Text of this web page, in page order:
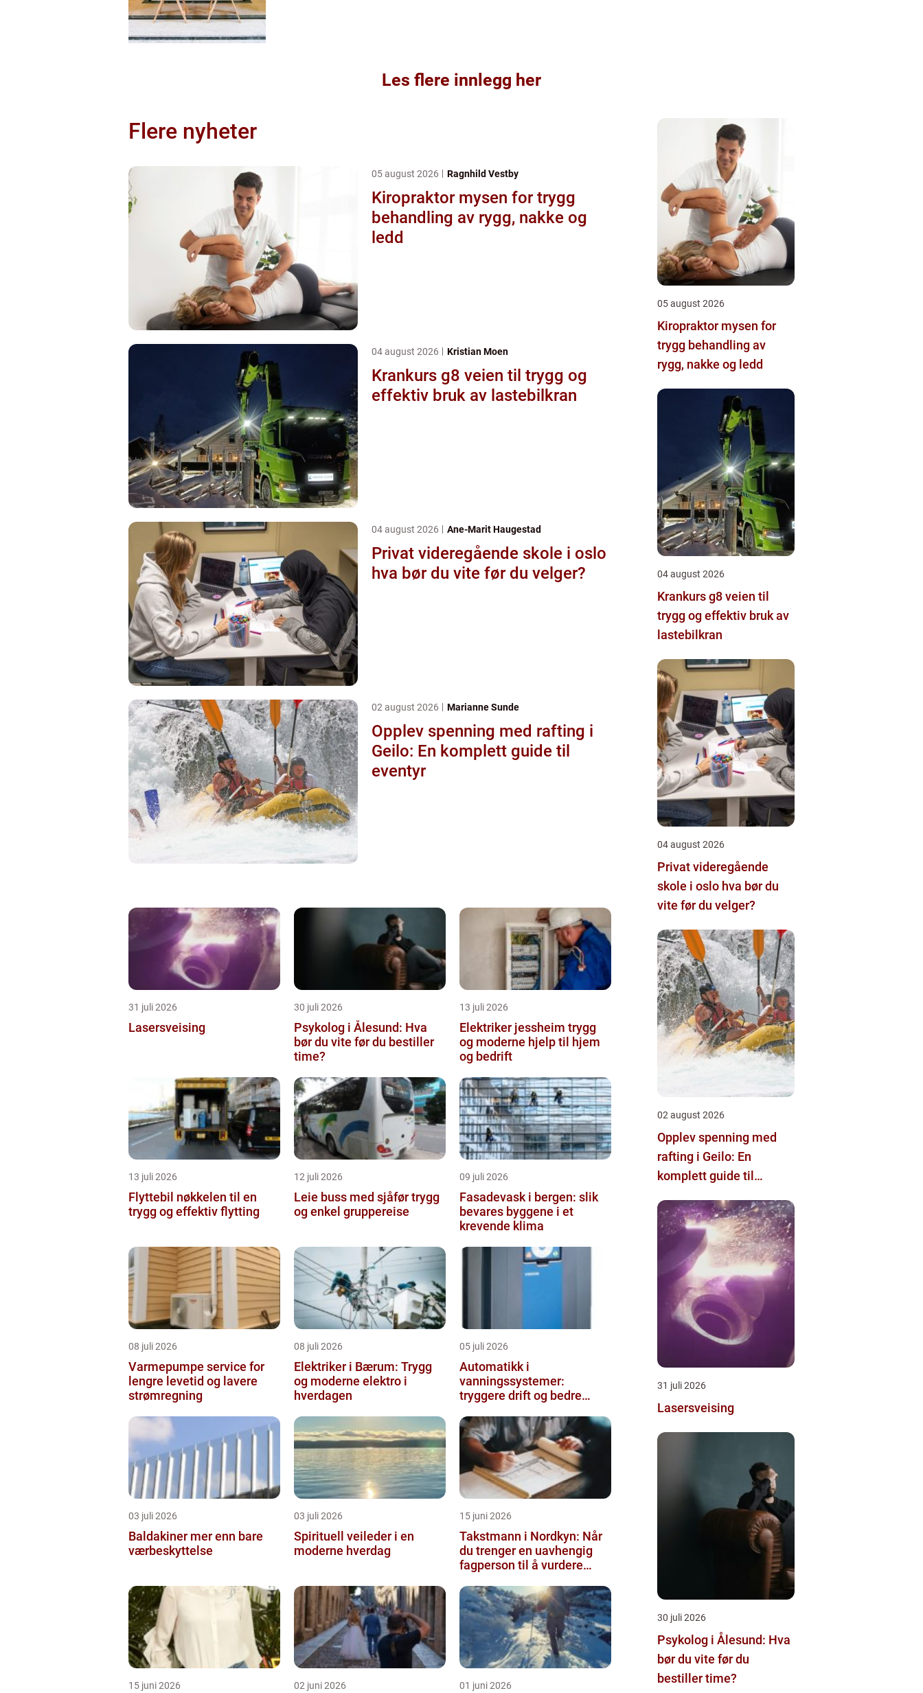
Les flere innlegg her
Flere nyheter
05 august 2026 Ragnhild Vestby
Kiropraktor mysen for trygg
behandling av rygg, nakke og
ledd
04 august 2026 Kristian Moen
Krankurs g8 veien til trygg og
effektiv bruk av lastebilkran
04 august 2026 Ane-Marit Haugestad
Privat videregående skole i oslo
hva bør du vite før du velger?
02 august 2026 Marianne Sunde
Opplev spenning med rafting i
Geilo: En komplett guide til
eventyr
31 juli 2026
Lasersveising
30 juli 2026
Psykolog i Ålesund: Hva
bør du vite før du bestiller
time?
13 juli 2026
Elektriker jessheim trygg
og moderne hjelp til hjem
og bedrift
13 juli 2026
Flyttebil nøkkelen til en
trygg og effektiv flytting
12 juli 2026
Leie buss med sjåfør trygg
og enkel gruppereise
09 juli 2026
Fasadevask i bergen: slik
bevares byggene i et
krevende klima
08 juli 2026
Varmepumpe service for
lengre levetid og lavere
strømregning
08 juli 2026
Elektriker i Bærum: Trygg
og moderne elektro i
hverdagen
05 juli 2026
Automatikk i
vanningssystemer:
tryggere drift og bedre
03 juli 2026
Baldakiner mer enn bare
værbeskyttelse
03 juli 2026
Spirituell veileder i en
moderne hverdag
15 juni 2026
Takstmann i Nordkyn: Når
du trenger en uavhengig
fagperson til å vurdere
15 juni 2026 02 juni 2026 01 juni 2026
05 august 2026
Kiropraktor mysen for
trygg behandling av
rygg, nakke og ledd
04 august 2026
Krankurs g8 veien til
trygg og effektiv bruk av
lastebilkran
04 august 2026
Privat videregående
skole i oslo hva bør du
vite før du velger?
02 august 2026
Opplev spenning med
rafting i Geilo: En
komplett guide til
31 juli 2026
Lasersveising
30 juli 2026
Psykolog i Ålesund: Hva
bør du vite før du
bestiller time?